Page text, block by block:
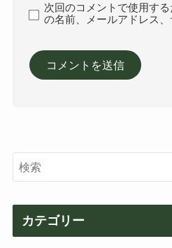
次回のコメントで使用す
の名前、メールアドレス、
カテゴリー